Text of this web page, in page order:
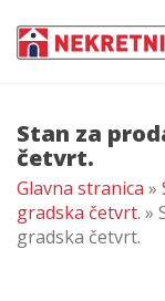
Stan za
četvrt.
Glavna stranica »
gradska četvrt. »
gradska četvrt.